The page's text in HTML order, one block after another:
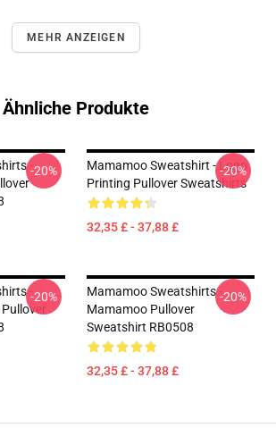
MEHR ANZEIGEN
Ähnliche Produkte
--20%
Mamamoo Sweatshirt - Logo
Printing Pullover Sweatshirts
32,35 £ - 37,88 £
-20%
--20%
Mamamoo Sweatshirts -
Mamamoo Pullover
Sweatshirt RB0508
32,35 £ - 37,88 £
-20%